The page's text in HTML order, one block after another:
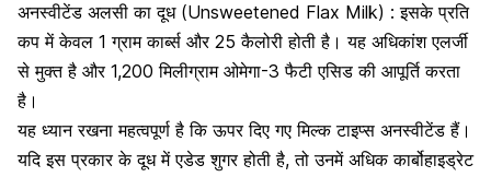
अनस्वीटेंड अलसी का दूध (Unsweetened Flax Milk) : इसके प्रति
कप में केवल 1 ग्राम कार्ब्स और 25 कैलोरी होती है। यह अधिकांश एलर्जी
से मुक्त है और 1,200 मिलीग्राम ओमेगा-3 फैटी एसिड की आपूर्ति करता
है।
यह ध्यान रखना महत्वपूर्ण है कि ऊपर दिए गए मिल्क टाइप्स अनस्वीटेंड हैं।
यदि इस प्रकार के दूध में एडेड शुगर होती है, तो उनमें अधिक कार्बोहाइड्रेट